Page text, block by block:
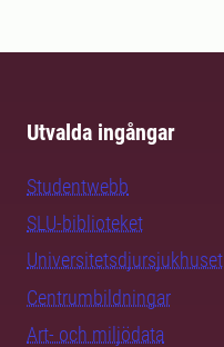
Utvalda ingångar
Studentwebb
SLU-biblioteket
Universitetsdjursjukhuset
Centrumbildningar
Art- och miljödata